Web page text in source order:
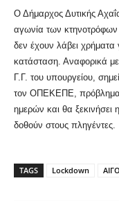
Ο Δήμαρχος Δυτικής
αγωνία των
δεν έχουν λάβει
κατάσταση. Αναφορικά
Γ.Γ. του υπουργείου,
τον ΟΠΕΚΕΠΕ, πρόβλημα
ημερών και θα ξεκινήσει
δοθούν στους πληγέντες.
TAGS Lockdown